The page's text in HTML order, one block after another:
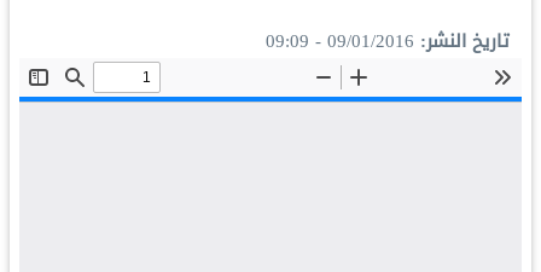
تاريخ النشر 09/01/2016 - 09:09